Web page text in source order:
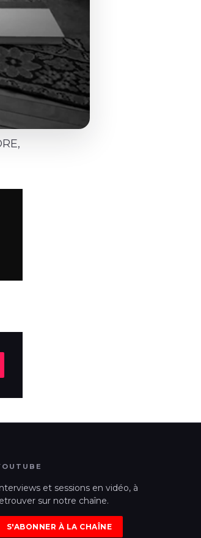
Interviews et sessions en vidéo, à
sur notre chaîne.
S'ABONNER À LA CHAÎNE